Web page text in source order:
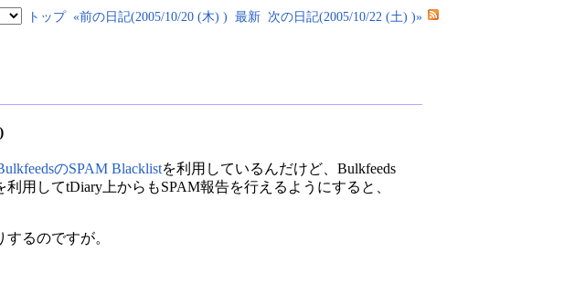
トップ «前の日記(2005/10/20 (木) ) 最新 次の日記(2005/10/22 (土) )»
のSPAM Blacklistを利用しているんだけど、Bulkfeeds
用してtDiary上からもSPAM報告を行えるようにすると、
るのですが。